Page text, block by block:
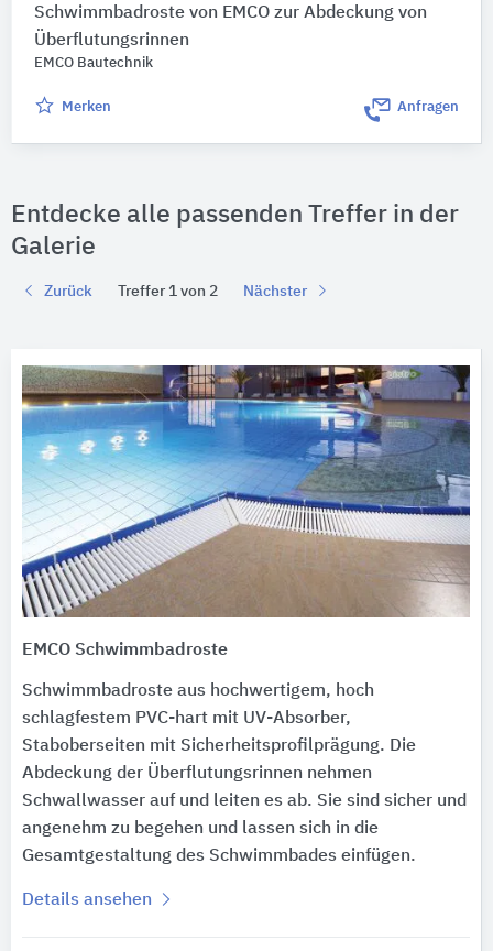
Schwimmbadroste von EMCO zur Abdeckung von
Überflutungsrinnen
EMCO Bautechnik
Merken Anfragen
Entdecke alle passenden Treffer in der
Galerie
Zurück Treffer 1 von 2 Nächster
EMCO Schwimmbadroste
Schwimmbadroste aus hochwertigem, hoch
schlagfestem PVC-hart mit UV-Absorber,
Staboberseiten mit Sicherheitsprofilprägung. Die
Abdeckung der Überflutungsrinnen nehmen
Schwallwasser auf und leiten es ab. Sie sind sicher und
angenehm zu begehen und lassen sich in die
Gesamtgestaltung des Schwimmbades einfügen.
Details ansehen